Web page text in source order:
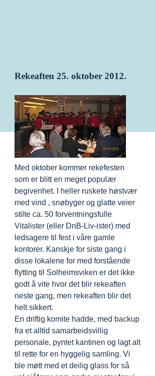
Rekeaften 25. oktober 2012.
Med oktober kommer rekefesten
som er blitt en meget populær
begivenhet. I heller ruskete høstvær
med vind , snøbyger og glatte veier
stilte ca. 50 forventningsfulle
Vitalister (eller DnB-Liv-ister) med
ledsagere til fest i våre gamle
kontorer. Kanskje for siste gang i
disse lokalene for med forstående
flytting til Solheimsviken er det ikke
godt å vite hvor det blir rekeaften
neste gang, men rekeaften blir det
helt sikkert.
En driftig komite hadde, med backup
fra et alltid samarbeidsvillig
personale, pyntet kantinen og lagt alt
til rette for en hyggelig samling. Vi
ble møtt med et deilig glass for så